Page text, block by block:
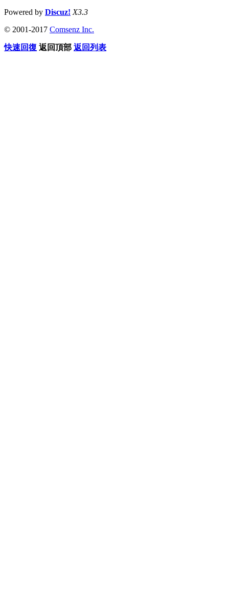
Powered by Discuz! X3.3
© 2001-2017 Comsenz Inc.
快速回復 返回頂部 返回列表